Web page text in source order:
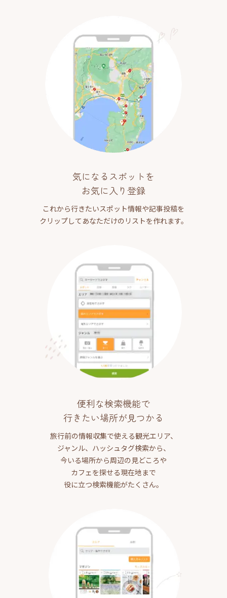
気になるスポットを
お気に入り登録
これから行きたいスポット情報や記事投稿を
クリップしてあなただけのリストを作れます。
便利な検索機能で
行きたい場所が見つかる
旅行前の情報収集で使える観光エリア、
ジャンル、ハッシュタグ検索から、
今いる場所から周辺の見どころや
カフェを探せる現在地まで
役に立つ検索機能がたくさん。